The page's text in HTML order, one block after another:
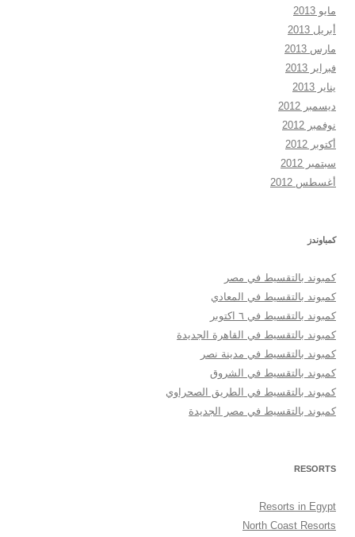
مايو 2013
أبريل 2013
مارس 2013
فبراير 2013
يناير 2013
ديسمبر 2012
نوفمبر 2012
أكتوبر 2012
سبتمبر 2012
أغسطس 2012
كمباوندز
كمبوند بالتقسيط في مصر
كمبوند بالتقسيط في المعادي
كمبوند بالتقسيط في ٦ اكتوبر
كمبوند بالتقسيط في القاهرة الجديدة
كمبوند بالتقسيط في مدينة نصر
كمبوند بالتقسيط في الشروق
كمبوند بالتقسيط في الطريق الصحراوي
كمبوند بالتقسيط في مصر الجديدة
RESORTS
Resorts in Egypt
North Coast Resorts